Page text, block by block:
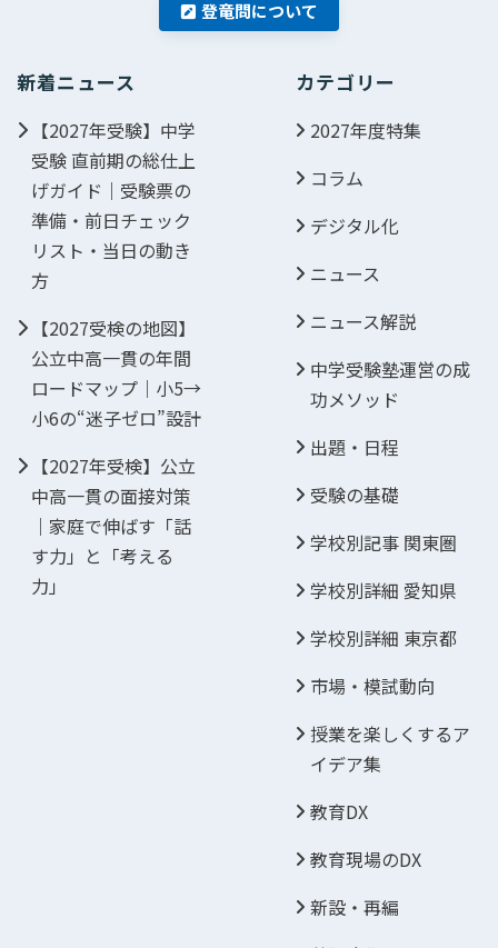
登竜問について
新着ニュース
【2027年受験】中学
受験 直前期の総仕上
げガイド｜受験票の
準備・前日チェック
リスト・当日の動き
方
【2027受検の地図】
公立中高一貫の年間
ロードマップ｜小5→
小6の“迷子ゼロ”設計
【2027年受検】公立
中高一貫の面接対策
｜家庭で伸ばす「話
す力」と「考える
力」
カテゴリー
2027年度特集
コラム
デジタル化
ニュース
ニュース解説
中学受験塾運営の成
功メソッド
出題・日程
受験の基礎
学校別記事 関東圏
学校別詳細 愛知県
学校別詳細 東京都
市場・模試動向
授業を楽しくするア
イデア集
教育DX
教育現場のDX
新設・再編